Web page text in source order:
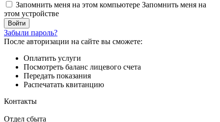
Запомнить меня на этом компьютере Запомнить меня на
этом устройстве
Забыли пароль?
После авторизации на сайте вы сможете:
Оплатить услуги
Посмотреть баланс лицевого счета
Передать показания
Распечатать квитанцию
Контакты
Отдел сбыта